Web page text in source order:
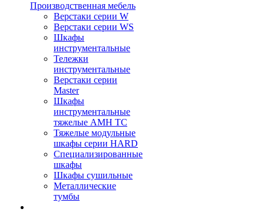
Производственная мебель
Верстаки серии W
Верстаки серии WS
Шкафы
инструментальные
Тележки
инструментальные
Верстаки серии
Master
Шкафы
инструментальные
тяжелые AMH TC
Тяжелые модульные
шкафы серии HARD
Cпециализированные
шкафы
Шкафы сушильные
Металлические
тумбы